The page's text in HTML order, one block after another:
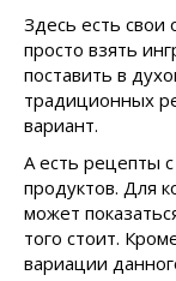
Здесь есть свои
просто взять
поставить в
традиционных
вариант.
А есть рецепты
продуктов. Для
может
того стоит.
вариации